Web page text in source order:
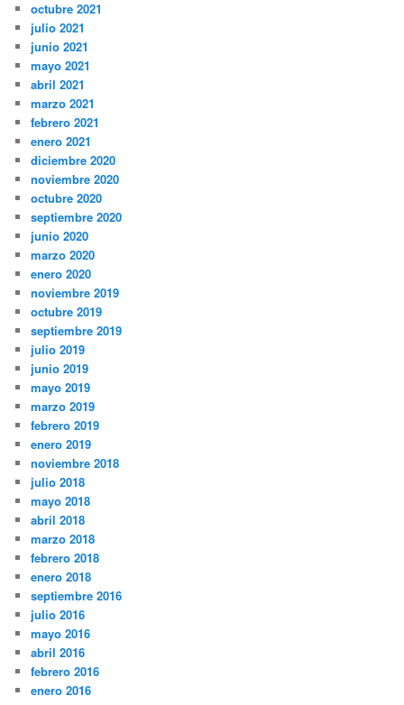
octubre 2021
julio 2021
junio 2021
mayo 2021
abril 2021
marzo 2021
febrero 2021
enero 2021
diciembre 2020
noviembre 2020
octubre 2020
septiembre 2020
junio 2020
marzo 2020
enero 2020
noviembre 2019
octubre 2019
septiembre 2019
julio 2019
junio 2019
mayo 2019
marzo 2019
febrero 2019
enero 2019
noviembre 2018
julio 2018
mayo 2018
abril 2018
marzo 2018
febrero 2018
enero 2018
septiembre 2016
julio 2016
mayo 2016
abril 2016
febrero 2016
enero 2016